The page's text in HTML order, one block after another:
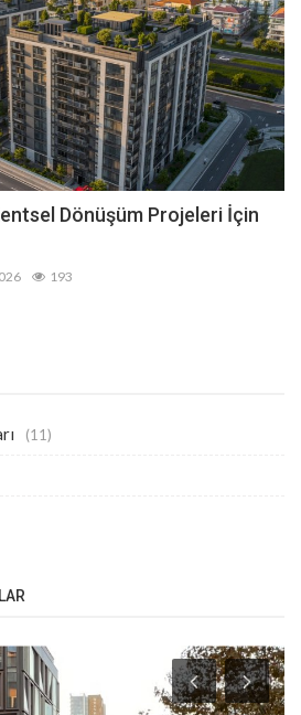
Dönüşüm Projeleri İçin
193
(11)